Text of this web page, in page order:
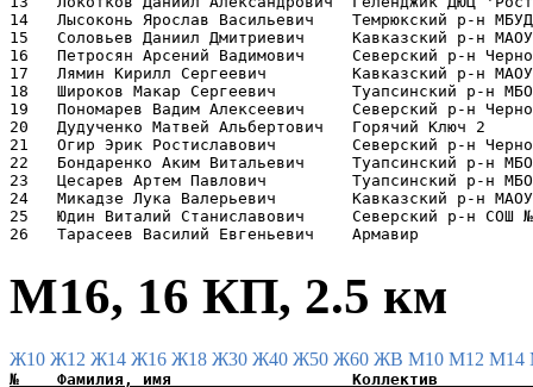
14   Лысоконь Ярослав Васильевич
15   Соловьев Даниил Дмитриевич
16   Петросян Арсений Вадимович     Северский
17   Лямин Кирилл Сергеевич         Кавказский
18   Широков Макар Сергеевич
19   Пономарев Вадим Алексеевич     Северский
20   Дудученко Матвей Альбертович   Горячий
21   Огир Эрик Ростиславович        Северский
22   Бондаренко Аким Витальевич
23   Цесарев Артем Павлович
24   Микадзе Лука Валерьевич        Кавказский
25   Юдин Виталий Станиславович     Северский
М16, 16 КП, 2.5 км
Ж10 Ж12 Ж14 Ж16 Ж18 Ж30 Ж40 Ж50 Ж60 ЖВ М10 М12 М14